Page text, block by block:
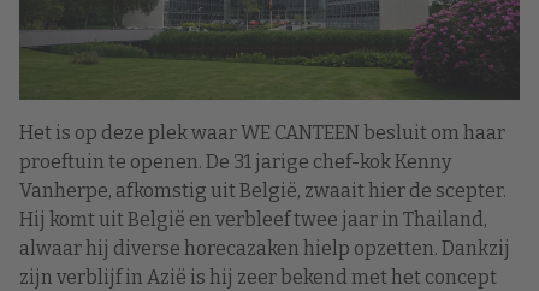
Het is op deze plek waar WE CANTEEN besluit om haar
proeftuin te openen. De 31 jarige chef-kok Kenny
Vanherpe, afkomstig uit België, zwaait hier de scepter.
Hij komt uit België en verbleef twee jaar in Thailand,
alwaar hij diverse horecazaken hielp opzetten. Dankzij
zijn verblijf in Azië is hij zeer bekend met het concept